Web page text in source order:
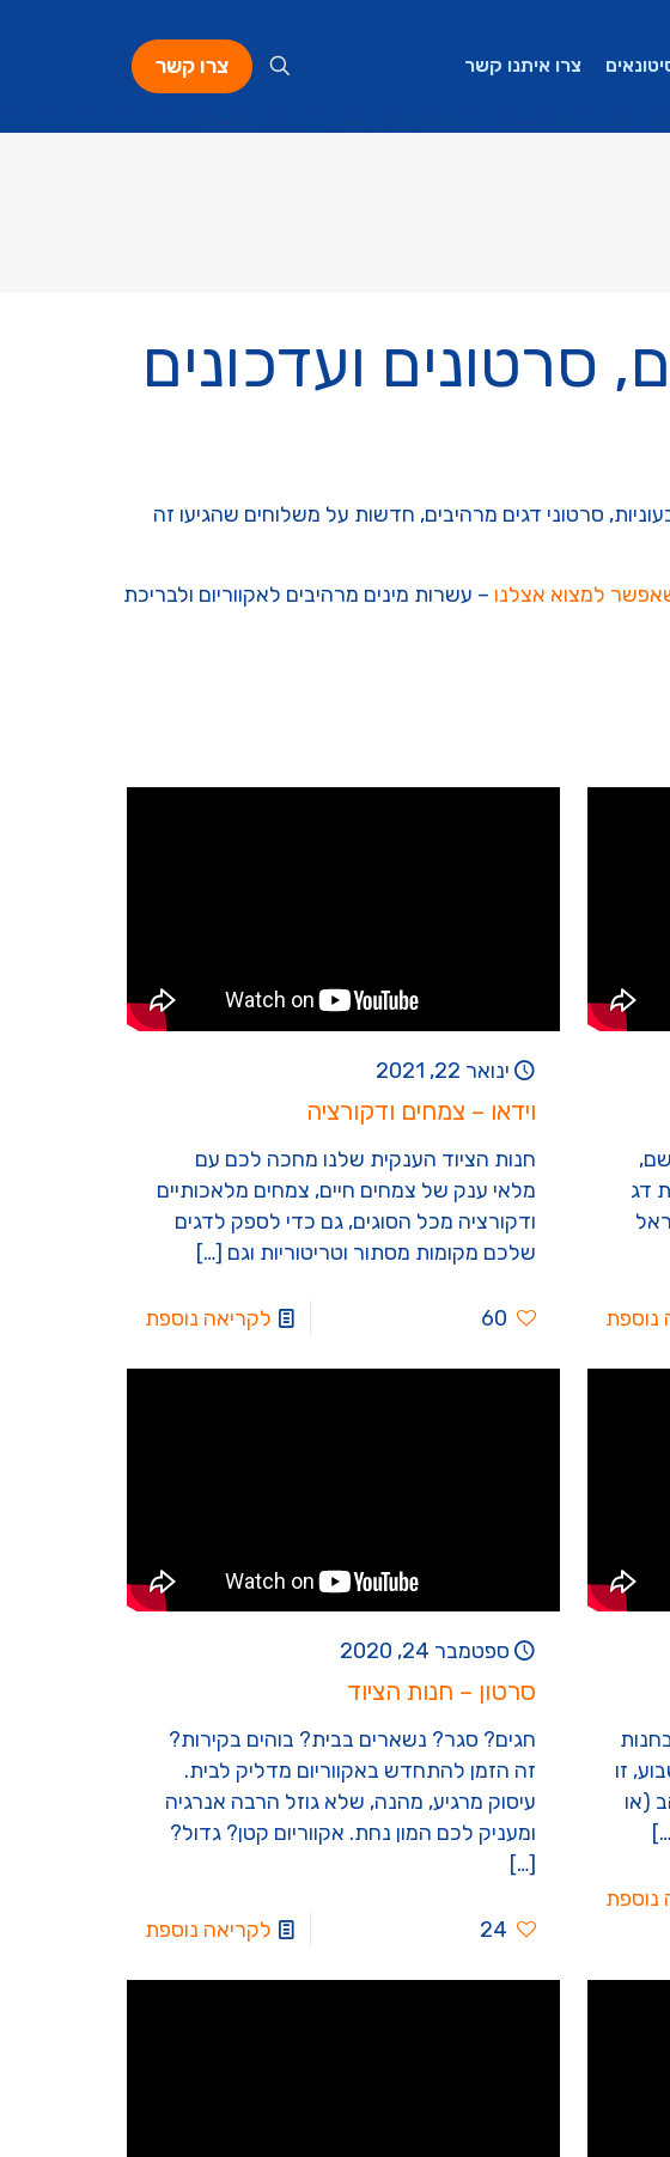
צרו איתנו קשר צרו קשר
סרטונים ועדכונים
סרטוני דגים מרהיבים, חדשות על משלוחים שהגיעו זה
שאפשר למצוא אצלנו – עשרות מינים מרהיבים לאקווריום ולבריכת
דג
נוספת
ינואר 22, 2021
וידאו – צמחים ודקורציה
חנות הציוד הענקית שלנו מחכה לכם עם
מלאי ענק של צמחים חיים, צמחים מלאכותיים
ודקורציה מכל הסוגים, גם כדי לספק לדגים
שלכם מקומות מסתור וטריטוריות וגם […]
60 לקריאה נוספת
זו
(או
נוספת
ספטמבר 24, 2020
סרטון – חנות הציוד
חגים? סגר? נשארים בבית? בוהים בקירות?
זה הזמן להתחדש באקווריום מדליק לבית.
עיסוק מרגיע, מהנה, שלא גוזל הרבה אנרגיה
ומעניק לכם המון נחת. אקווריום קטן? גדול?
[…]
24 לקריאה נוספת